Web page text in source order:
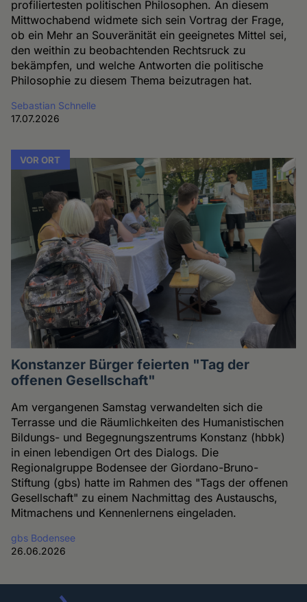
profiliertesten politischen Philosophen. An diesem
Mittwochabend widmete sich sein Vortrag der Frage,
ob ein Mehr an Souveränität ein geeignetes Mittel sei,
den weithin zu beobachtenden Rechtsruck zu
bekämpfen, und welche Antworten die politische
Philosophie zu diesem Thema beizutragen hat.
Sebastian Schnelle
17.07.2026
VOR ORT
Konstanzer Bürger feierten "Tag der
offenen Gesellschaft"
Am vergangenen Samstag verwandelten sich die
Terrasse und die Räumlichkeiten des Humanistischen
Bildungs- und Begegnungszentrums Konstanz (hbbk)
in einen lebendigen Ort des Dialogs. Die
Regionalgruppe Bodensee der Giordano-Bruno-
Stiftung (gbs) hatte im Rahmen des "Tags der offenen
Gesellschaft" zu einem Nachmittag des Austauschs,
Mitmachens und Kennenlernens eingeladen.
gbs Bodensee
26.06.2026